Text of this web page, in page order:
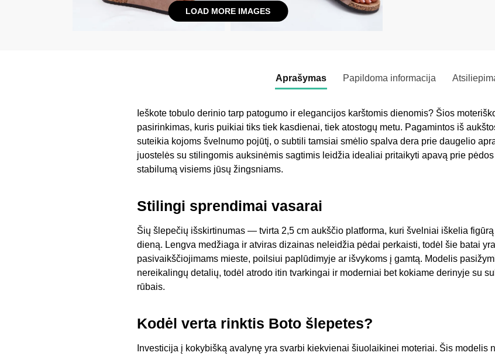
LOAD MORE IMAGES
Aprašymas Papildoma informacija
Ieškote tobulo derinio tarp patogumo ir elegancijos karštomis dienomis? Šios
pasirinkimas, kuris puikiai tiks tiek kasdienai, tiek atostogų metu. Pagamintos iš
suteikia kojoms švelnumo pojūtį, o subtili tamsiai smėlio spalva dera prie daugelio
juostelės su stilingomis auksinėmis sagtimis leidžia idealiai pritaikyti apavą prie
stabilumą visiems jūsų žingsniams.
Stilingi sprendimai vasarai
Šių šlepečių išskirtinumas — tvirta 2,5 cm aukščio platforma, kuri švelniai iškelia
dieną. Lengva medžiaga ir atviras dizainas neleidžia pėdai perkaisti, todėl šie batai
pasivaikščiojimams mieste, poilsiui paplūdimyje ar išvykoms į gamtą. Modelis
nereikalingų detalių, todėl atrodo itin tvarkingai ir moderniai bet kokiame derinyje su
rūbais.
Kodėl verta rinktis Boto šlepetes?
Investicija į kokybišką avalynę yra svarbi kiekvienai šiuolaikinei moteriai. Šis modelis